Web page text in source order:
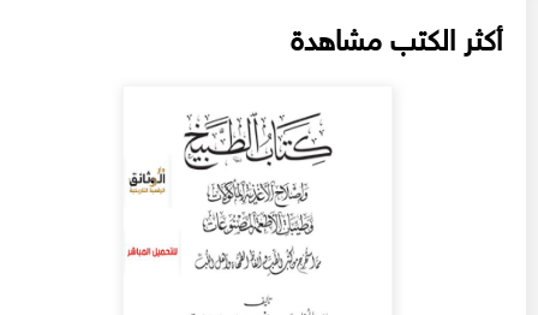
أكثر الكتب مشاهدة